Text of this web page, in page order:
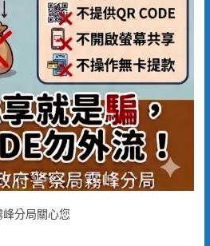
峰分局關心您